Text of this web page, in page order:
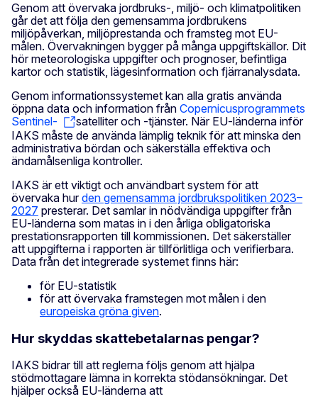
Genom att övervaka jordbruks-, miljö- och klimatpolitiken
går det att följa den gemensamma jordbrukens
miljöpåverkan, miljöprestanda och framsteg mot EU-
målen. Övervakningen bygger på många uppgiftskällor. Dit
hör meteorologiska uppgifter och prognoser, befintliga
kartor och statistik, lägesinformation och fjärranalysdata.
Genom informationssystemet kan alla gratis använda
öppna data och information från Copernicusprogrammets
Sentinel-
satelliter och -tjänster. När EU-länderna inför
IAKS måste de använda lämplig teknik för att minska den
administrativa bördan och säkerställa effektiva och
ändamålsenliga kontroller.
IAKS är ett viktigt och användbart system för att
övervaka hurden gemensamma jordbrukspolitiken 2023–
2027 presterar. Det samlar in nödvändiga uppgifter från
EU-länderna som matas in i den årliga obligatoriska
prestationsrapporten till kommissionen. Det säkerställer
att uppgifterna i rapporten är tillförlitliga och verifierbara.
Data från det integrerade systemet finns här:
för EU-statistik
för att övervaka framstegen mot målen i den
europeiska gröna given.
Hur skyddas skattebetalarnas pengar?
IAKS bidrar till att reglerna följs genom att hjälpa
stödmottagare lämna in korrekta stödansökningar. Det
hjälper också EU-länderna att